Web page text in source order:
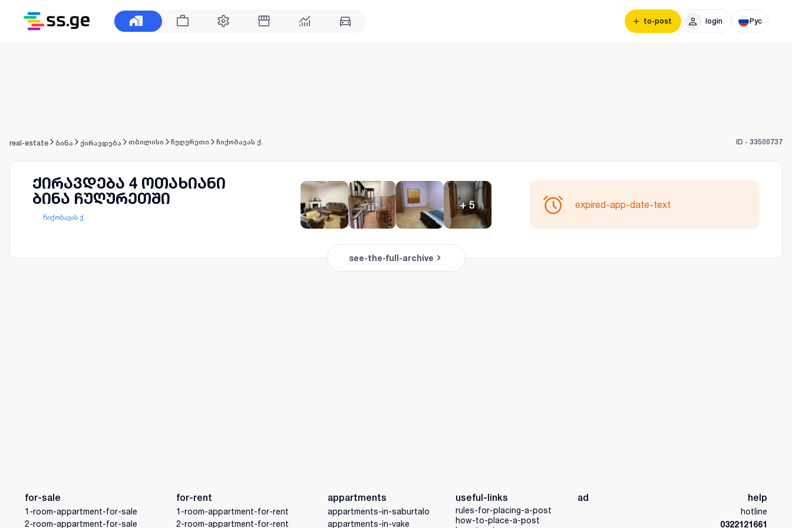
to-post login Рус
real-estate ბინა ქირავდება თბილისი ჩუღურეთი ჩიქობავას ქ. ID - 33500737
ქირავდება 4 ოთახიანი
ბინა ჩუღურეთში
ჩიქობავას ქ.
+5 expired-app-date-text
see-the-full-archive
for-sale
1-room-appartment-for-sale
2-room-appartment-for-sale
for-rent
1-room-appartment-for-rent
2-room-appartment-for-rent
appartments
appartments-in-saburtalo
appartments-in-vake
useful-links
rules-for-placing-a-post
how-to-place-a-post
ad help
hotline
0322121661